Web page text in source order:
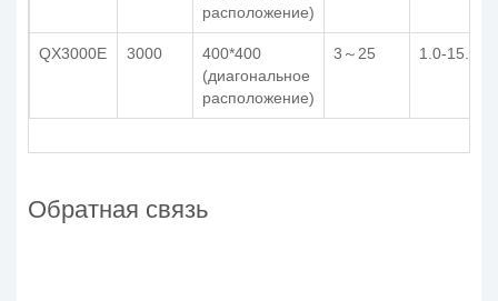
расположение)
QX3000E 3000
400*400
(диагональное
расположение)
3～25 1.0-15.0
Обратная связь